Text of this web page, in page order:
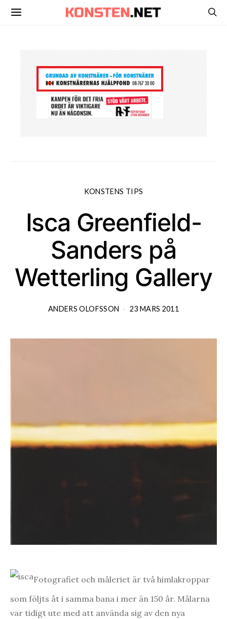
KONSTENS TIPS
Isca Greenfield-
Sanders på
Wetterling Gallery
ANDERS OLOFSSON 23 MARS 2011
Fotografiet och måleriet är två himlakroppar
som följts åt i samma bana i mer än 150 år. Målarna
var tidigt ute med att använda sig av den nya